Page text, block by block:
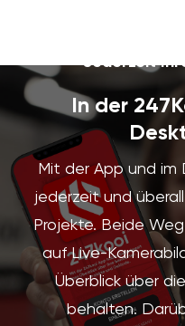
Jederzeit
In der
Mit der App und
jederzeit und
Projekte. Beide
auf Live-
Überblick über
behalten.